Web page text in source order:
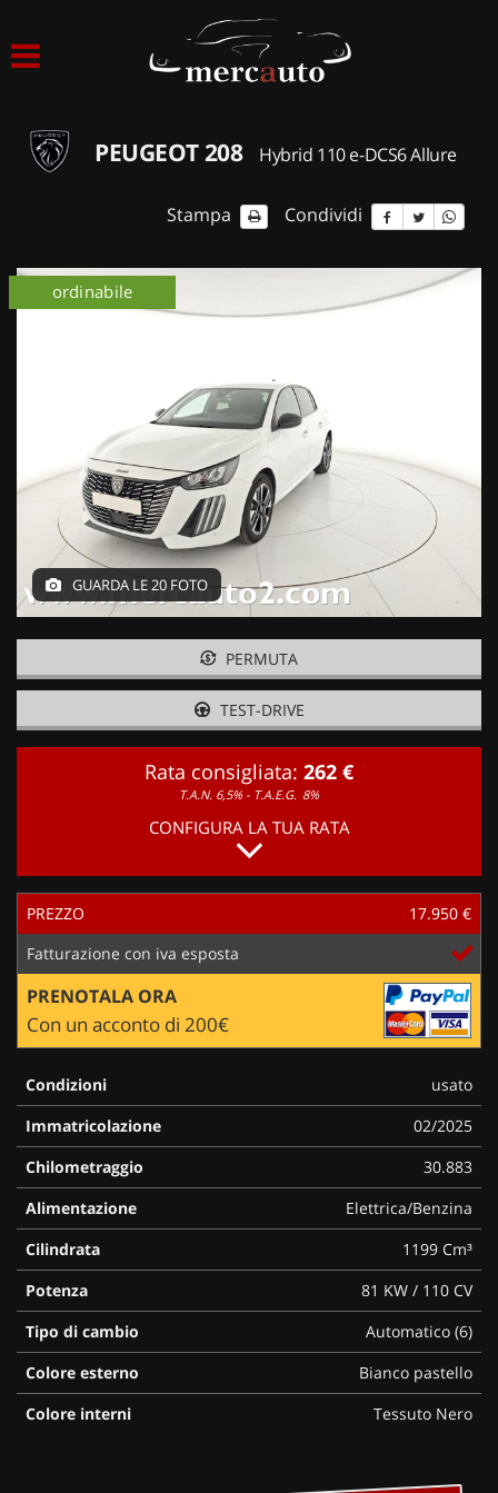
ACQUISTIAMO USATO
NOLEGGIO AUTO
NOLEGGIO BREVE TERMINE
CONTATTI
PEUGEOT 208 Hybrid 110 e-DCS6 Allure
Stampa Condividi
ordinabile
GUARDA LE 20 FOTO
PERMUTA
TEST-DRIVE
Rata consigliata: 262 €
T.A.N. 6,5% - T.A.E.G. 8%
CONFIGURA LA TUA RATA
PREZZO
17.950 €
Fatturazione con iva esposta
PRENOTALA ORA
Con un acconto di 200€
Condizioni
usato
Immatricolazione
02/2025
Chilometraggio
30.883
Alimentazione
Elettrica/Benzina
Cilindrata
1199 Cm³
Potenza
81 KW / 110 CV
Tipo di cambio
Automatico (6)
Colore esterno
Bianco pastello
Colore interni
Tessuto Nero